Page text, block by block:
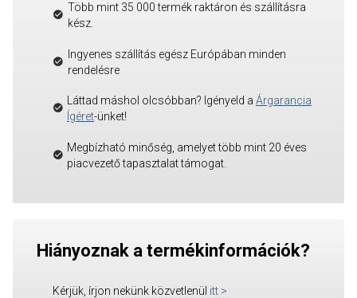
Több mint 35 000 termék raktáron és szállításra
kész.
Ingyenes szállítás egész Európában minden
rendelésre
Láttad máshol olcsóbban? Igényeld a Árgarancia
Ígéret-ünket!
Megbízható minőség, amelyet több mint 20 éves
piacvezető tapasztalat támogat.
Hiányoznak a termékinformációk?
Kérjük, írjon nekünk közvetlenül itt >